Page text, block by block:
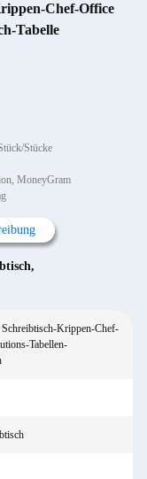
Chef-Office
Tabelle
Stücke
MoneyGram
,
Krippen-Chef-
Tabellen-